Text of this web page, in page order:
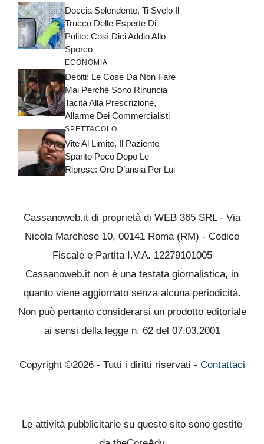
Doccia Splendente, Ti Svelo Il
Trucco Delle Esperte Di
Pulito: Così Dici Addio Allo
Sporco
ECONOMIA
Debiti: Le Cose Da Non Fare
Mai Perché Sono Rinuncia
Tacita Alla Prescrizione,
Allarme Dei Commercialisti
SPETTACOLO
Vite Al Limite, Il Paziente
Sparito Poco Dopo Le
Riprese: Ore D’ansia Per Lui
Cassanoweb.it di proprietà di WEB 365 SRL - Via
Nicola Marchese 10, 00141 Roma (RM) - Codice
Fiscale e Partita I.V.A. 12279101005
Cassanoweb.it non è una testata giornalistica, in
quanto viene aggiornato senza alcuna periodicità.
Non può pertanto considerarsi un prodotto editoriale
ai sensi della legge n. 62 del 07.03.2001
Copyright ©2026 - Tutti i diritti riservati - Contattaci
Le attività pubblicitarie su questo sito sono gestite